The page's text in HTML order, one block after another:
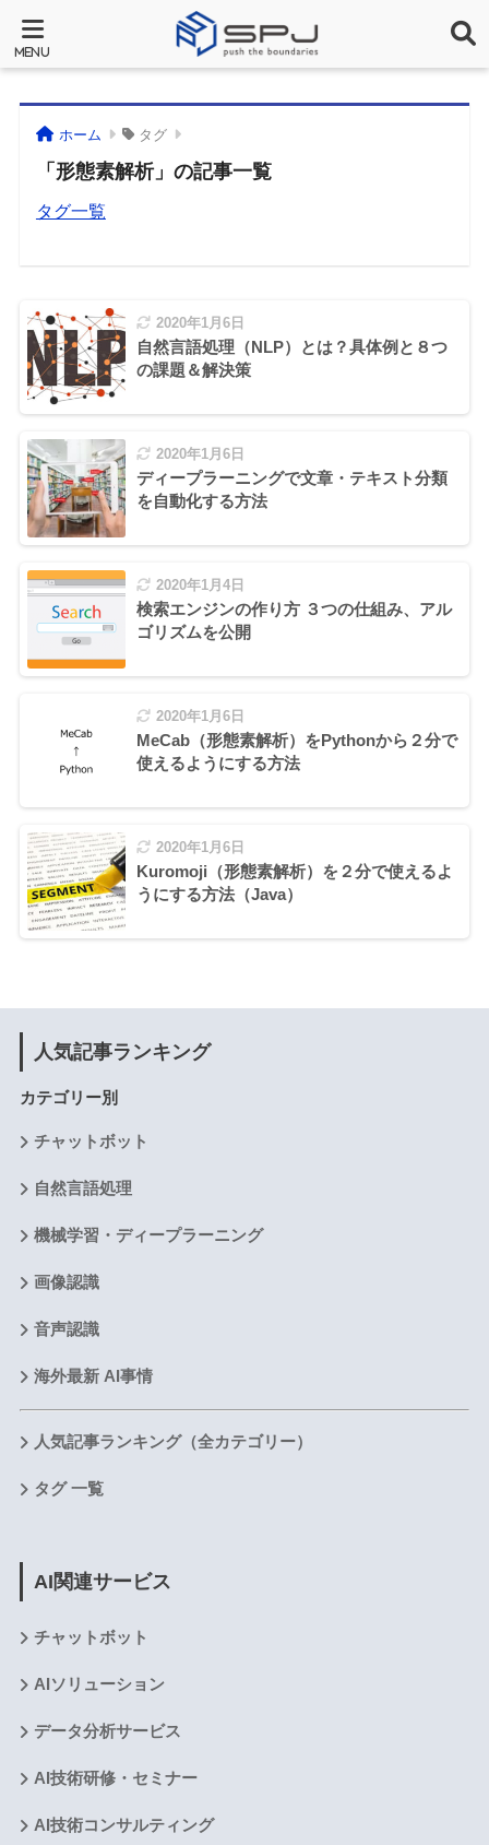
ホーム タグ
「形態素解析」の記事一覧
タグ一覧
2020年1月6日
自然言語処理（NLP）とは？具体例と８つ
の課題＆解決策
2020年1月6日
ディープラーニングで文章・テキスト分類
を自動化する方法
2020年1月4日
検索エンジンの作り方 ３つの仕組み、アル
ゴリズムを公開
2020年1月6日
MeCab（形態素解析）をPythonから２分で
使えるようにする方法
2020年1月6日
Kuromoji（形態素解析）を２分で使えるよ
うにする方法（Java）
人気記事ランキング
カテゴリー別
チャットボット
自然言語処理
機械学習・ディープラーニング
画像認識
音声認識
海外最新 AI事情
人気記事ランキング（全カテゴリー）
タグ 一覧
AI関連サービス
チャットボット
AIソリューション
データ分析サービス
AI技術研修・セミナー
AI技術コンサルティング